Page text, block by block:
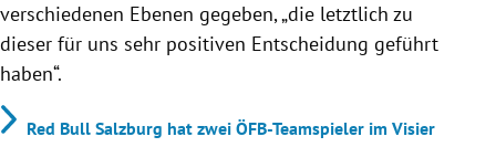
verschiedenen Ebenen gegeben, „die letztlich zu
dieser für uns sehr positiven Entscheidung geführt
haben“.
Red Bull Salzburg hat zwei ÖFB-Teamspieler im Visier